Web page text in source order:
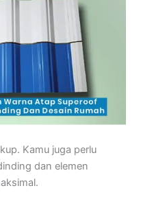
Kamu juga perlu
dan elemen